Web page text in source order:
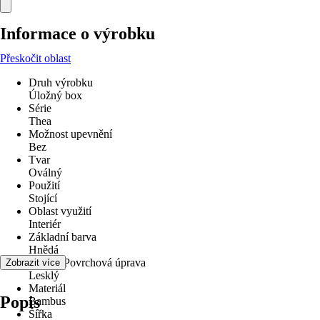
Informace o výrobku
Přeskočit oblast
Druh výrobku
Úložný box
Série
Thea
Možnost upevnění
Bez
Tvar
Oválný
Použití
Stojící
Oblast využití
Interiér
Základní barva
Hnědá
Povrch/Povrchová úprava
Lesklý
Materiál
Bambus
Šířka
Zobrazit více
Popis